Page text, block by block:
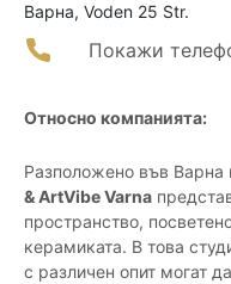
Варна, Voden 25 Str.
Покажи
Относно компанията:
Разположено във Варна
& ArtVibe Varna
пространство,
керамиката. В това
с различен опит могат